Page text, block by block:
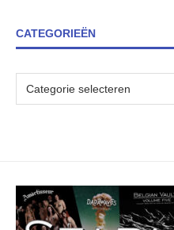
CATEGORIEËN